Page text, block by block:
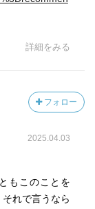
詳細をみる
フォロー
2025.04.03
もこのことを
れで言うなら